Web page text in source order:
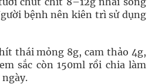
bệnh nên kiên trì sử dụng
thái mỏng 8g, cam thảo 4g,
sắc còn 150ml rồi chia làm